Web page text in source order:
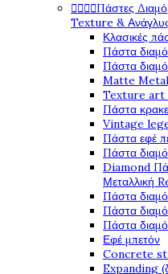
Πάστες
Texture &
Κλασικές
Πάστα
Πάστα
Matte
Texture art
Πάστα
Vintage
Πάστα εφέ
Πάστα
Diamond
Μεταλλική
Πάστα
Πάστα
Πάστα
Εφέ μπετόν
Concrete
Expanding